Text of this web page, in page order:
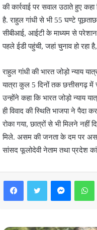
की कार्रवाई पर सवाल उठाते हुए
है. राहुल गांधी से भी 55 घण्टे
सीबीआई, आईटी के माध्यम से
पहले ईडी पहुंची, जहां चुनाव हो रहा
राहुल गांधी की भारत जोड़ो न्याय
यात्रा कुल 5 दिनों तक छत्तीसगढ़
उन्होंने कहा कि भारत जोड़ो न्याय
ही विवाद की स्थिति भाजपा ने पैदा
रोका गया, छात्रों से भी मिलने नहीं
मिले. असम की जनता के दम पर
सांसद फूलोदेवी नेताम तथा प्रदेश
FacebookTwitter